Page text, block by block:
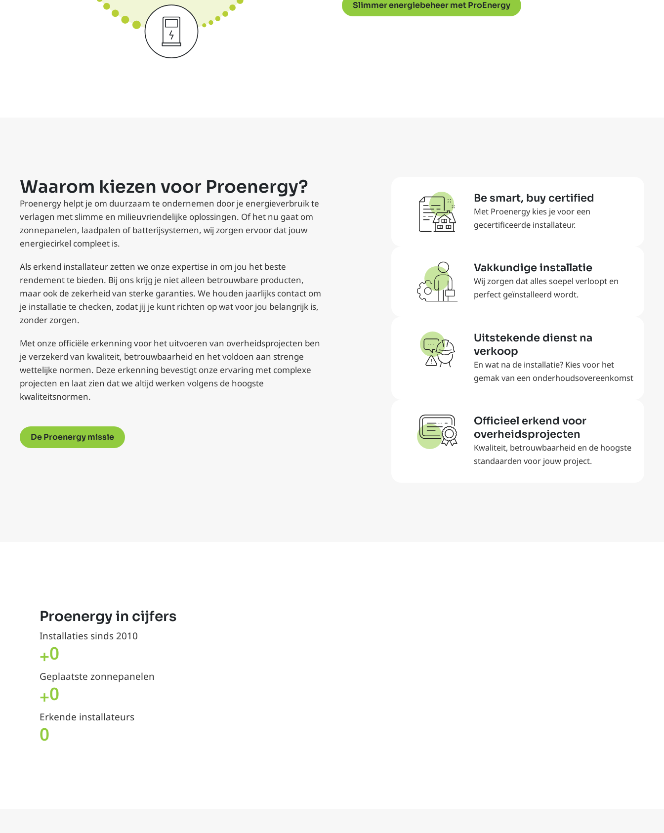
Slimmer energiebeheer met ProEnergy
Waarom kiezen voor Proenergy?
Proenergy helpt je om duurzaam te ondernemen door je energieverbruik te
verlagen met slimme en milieuvriendelijke oplossingen. Of het nu gaat om
zonnepanelen, laadpalen of batterijsystemen, wij zorgen ervoor dat jouw
energiecirkel compleet is.
Als erkend installateur zetten we onze expertise in om jou het beste
rendement te bieden. Bij ons krijg je niet alleen betrouwbare producten,
maar ook de zekerheid van sterke garanties. We houden jaarlijks contact om
je installatie te checken, zodat jij je kunt richten op wat voor jou belangrijk is,
zonder zorgen.
Met onze officiële erkenning voor het uitvoeren van overheidsprojecten ben
je verzekerd van kwaliteit, betrouwbaarheid en het voldoen aan strenge
wettelijke normen. Deze erkenning bevestigt onze ervaring met complexe
projecten en laat zien dat we altijd werken volgens de hoogste
kwaliteitsnormen.
De Proenergy missie
Be smart, buy certified
Met Proenergy kies je voor een
gecertificeerde installateur.
Vakkundige installatie
Wij zorgen dat alles soepel verloopt en
perfect geïnstalleerd wordt.
Uitstekende dienst na
verkoop
En wat na de installatie? Kies voor het
gemak van een onderhoudsovereenkomst
Officieel erkend voor
overheidsprojecten
Kwaliteit, betrouwbaarheid en de hoogste
standaarden voor jouw project.
Proenergy in cijfers
Installaties sinds 2010
+0
Geplaatste zonnepanelen
+0
Erkende installateurs
0